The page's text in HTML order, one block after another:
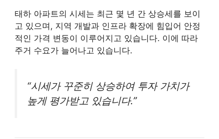
태하 아파트의 시세는 최근 몇 년 간 상승세를 보이
고 있으며, 지역 개발과 인프라 확장에 힘입어 안정
적인 가격 변동이 이루어지고 있습니다. 이에 따라
주거 수요가 늘어나고 있습니다.
“시세가 꾸준히 상승하여 투자 가치가
높게 평가받고 있습니다.”